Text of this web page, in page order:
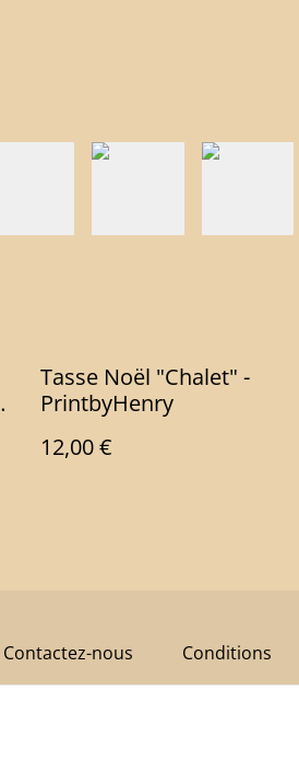
Tasse Noël "Chalet" -
PrintbyHenry
12,00 €
Contactez-nous Conditions